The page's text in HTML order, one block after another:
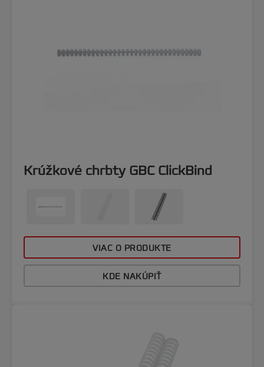
Krúžkové chrbty GBC ClickBind
VIAC O PRODUKTE
KDE NAKÚPIŤ